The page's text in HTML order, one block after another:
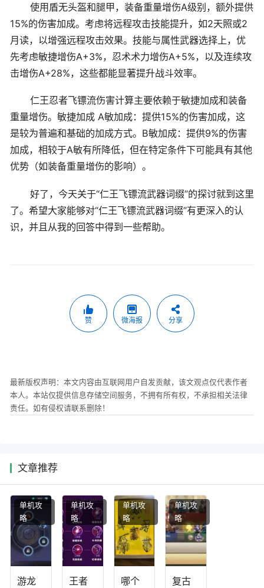
使用盾无头盔和腿甲，装备重量增伤A级别，额外提供
15%的伤害加成。考虑将远程攻击技能提升，如2天照或2
月读，以增强远程攻击效果。技能与属性武器选择上，优
先考虑敏捷增伤A+3%，忍术术力增伤A+5%，以及连续攻
击增伤A+28%，这些都能显著提升战斗效率。
仁王忍者飞镖流伤害计算主要依赖于敏捷加成和装备
重量增伤。敏捷加成 A敏加成：提供15%的伤害加成，这
是较为普遍和基础的加成方式。B敏加成：提供9%的伤害
加成，相较于A敏有所降低，但在特定条件下可能具有其他
优势（如装备重量增伤的影响）。
好了，今天关于“仁王飞镖流武器词缀”的探讨就到这里
了。希望大家能够对“仁王飞镖流武器词缀”有更深入的认
识，并且从我的回答中得到一些帮助。
赞 微海报 分享
最新版权声明：本文内容由互联网用户自发贡献，该文观点仅代表作者
本人。本站仅提供信息存储空间服务，不拥有所有权，不承担相关法律
责任。如有侵权请联系删除！
文章推荐
游龙
单机攻
略
王者
单机攻
略
哪个
单机攻
略
复古
单机攻
略